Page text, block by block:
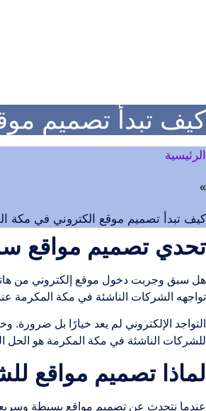
كيف تبدأ تصميم
الرئيسية
»
كيف تبدأ تصميم موقع الكتروني في مكة
تحدي تصميم مواقع
هل سبق وجربت دخول موقع إلكتروني من
تواجهه الشركات الناشئة في مكة المكرمة
التواجد الإلكتروني لم يعد خيارًا بل
للشركات الناشئة في مكة المكرمة هو الحل
لماذا تصميم مواقع
عندما نتحدث عن تصميم مواقع بسيطة